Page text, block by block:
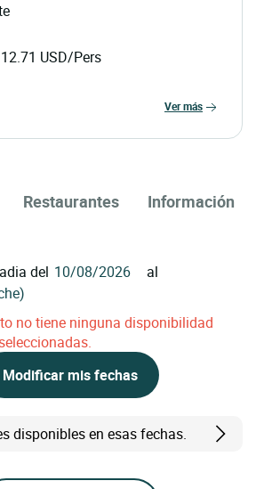
USD/Pers
ver más
Restaurantes Información
del
al
no tiene ninguna disponibilidad
Modificar mis fechas
disponibles en esas fechas.